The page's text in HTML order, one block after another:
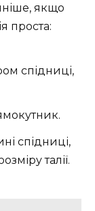
якщо
проста:
спідниці,
спідниці,
талії.